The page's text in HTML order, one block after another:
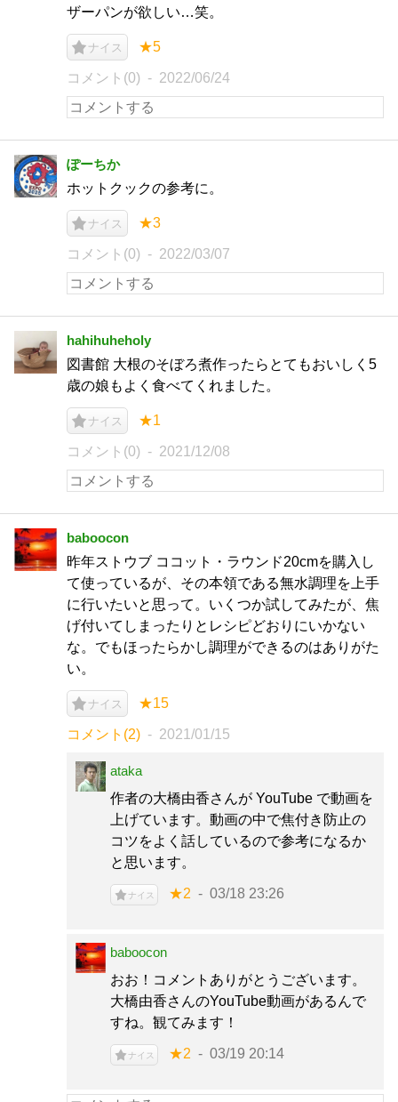
ザーパンが欲しい…笑。
ナイス ★5
コメント(0) 2022/06/24
ぽーちか
ホットクックの参考に。
ナイス ★3
コメント(0) 2022/03/07
hahihuheholy
図書館 大根のそぼろ煮作ったらとてもおいしく5
歳の娘もよく食べてくれました。
ナイス ★1
コメント(0) 2021/12/08
baboocon
昨年ストウブ ココット・ラウンド20cmを購入し
て使っているが、その本領である無水調理を上手
に行いたいと思って。いくつか試してみたが、焦
げ付いてしまったりとレシピどおりにいかない
な。でもほったらかし調理ができるのはありがた
い。
ナイス ★15
コメント(2) 2021/01/15
ataka
作者の大橋由香さんが YouTube で動画を
上げています。動画の中で焦付き防止の
コツをよく話しているので参考になるか
と思います。
ナイス ★2 03/18 23:26
baboocon
おお！コメントありがとうございます。
大橋由香さんのYouTube動画があるんで
すね。観てみます！
ナイス ★2 03/19 20:14